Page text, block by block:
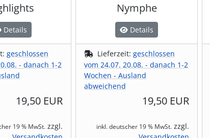
Details
geschlossen
- danach 1-2
19,50 EUR
19 % MwSt. zzgl.
Nymphe
Details
Lieferzeit: geschlossen
vom 24.07. 20.08. - danach 1-2
Wochen - Ausland
abweichend
19,50 EUR
inkl. deutscher 19 % MwSt. zzgl.